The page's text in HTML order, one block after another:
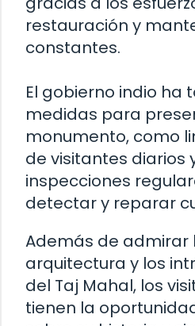
restauración y
constantes.
El gobierno indio ha
medidas para
monumento, como
de visitantes diarios
inspecciones
detectar y reparar
Además de admirar
arquitectura y los
del Taj Mahal, los
tienen la